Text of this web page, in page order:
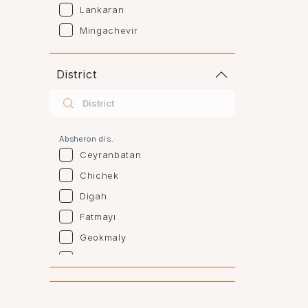
Lankaran
Mingachevir
Naftalan
Sumgayit
Agstafa
Agsu
Astara
Beylagan
Barda
District
Absheron dis.
Ceyranbatan
Chichek
Digah
Fatmayı
Geokmaly